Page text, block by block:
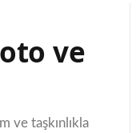
ve
ve taşkınlıkla